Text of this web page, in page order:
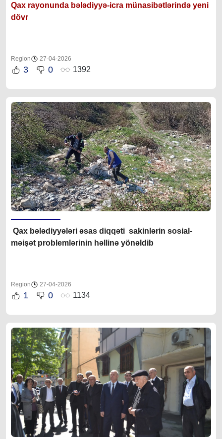
Qax rayonunda bələdiyyə-icra münasibətlərində yeni
dövr
Region 27-04-2026
3 0 1392
Qax bələdiyyələri əsas diqqəti sakinlərin sosial-
məişət problemlərinin həllinə yönəldib
Region 27-04-2026
1 0 1134